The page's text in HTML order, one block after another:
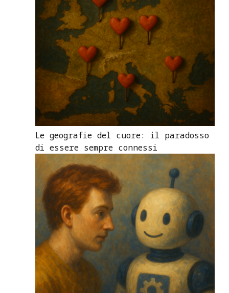
Le geografie del cuore: il paradosso
di essere sempre connessi